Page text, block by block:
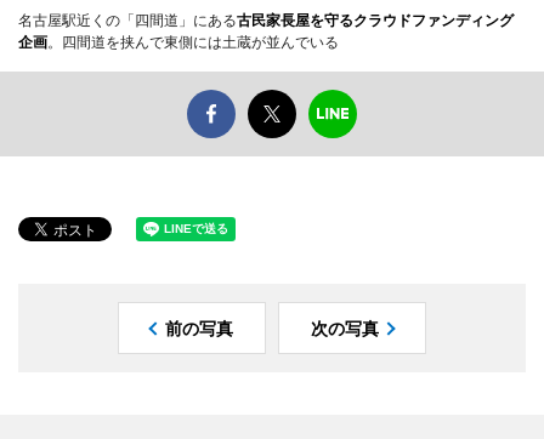
名古屋駅近くの「四間道」にある古民家長屋を守るクラウドファンディング
企画。四間道を挟んで東側には土蔵が並んでいる
前の写真 次の写真